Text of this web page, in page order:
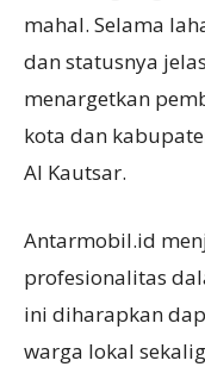
mahal. Selama
dan statusnya
menargetkan
kota dan
Al Kautsar.
Antarmobil.id
profesionalitas
ini diharapkan
warga lokal